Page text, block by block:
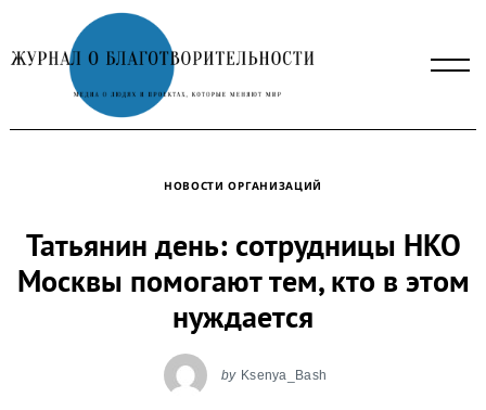
to
content
НОВОСТИ ОРГАНИЗАЦИЙ
Татьянин день: сотрудницы НКО
Москвы помогают тем, кто в этом
нуждается
by Ksenya_Bash